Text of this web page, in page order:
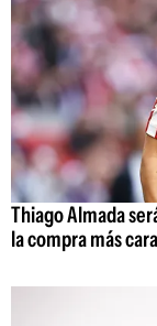
Thiago Almada
la compra más